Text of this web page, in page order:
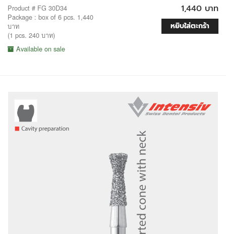
Product # FG 30D34
Package : box of 6 pcs. 1,440
บาท
(1 pcs. 240 บาท)
Available on sale
1,440 บาท
หยิบใส่ตะกร้า